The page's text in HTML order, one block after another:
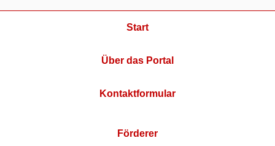
Start
Über das Portal
Kontaktformular
Förderer